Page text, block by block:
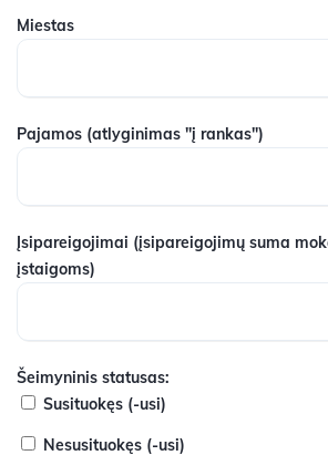
Miestas
Pajamos (atlyginimas "į rankas")
Įsipareigojimai (įsipareigojimų suma
įstaigoms)
Šeimyninis statusas:
Susituokęs (-usi)
Nesusituokęs (-usi)